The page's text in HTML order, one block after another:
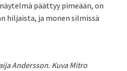
päättyy pimeään, on
hiljaista, ja monen silmissä
Andersson. Kuva Mitro